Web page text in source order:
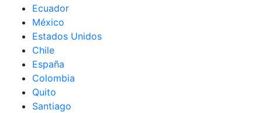
Ecuador
México
Estados Unidos
Chile
España
Colombia
Quito
Santiago